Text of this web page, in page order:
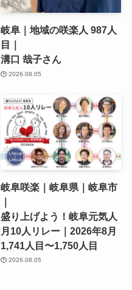
岐阜｜地域の咲楽人 987人
目｜
溝口 哉子さん
2026.08.05
岐阜咲楽｜岐阜県｜岐阜市
｜
盛り上げよう！岐阜元気人
月10人リレー｜2026年8月
1,741人目〜1,750人目
2026.08.05